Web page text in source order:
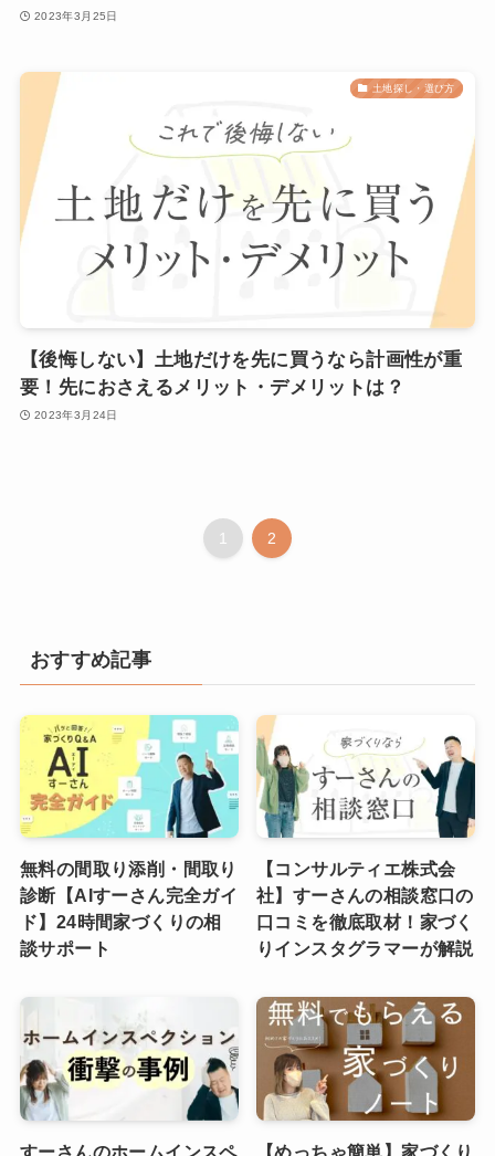
2023年3月25日
土地探し・選び方
【後悔しない】土地だけを先に買うなら計画性が重
要！先におさえるメリット・デメリットは？
2023年3月24日
1 2
おすすめ記事
無料の間取り添削・間取り
診断【AIすーさん完全ガイ
ド】24時間家づくりの相
談サポート
【コンサルティエ株式会
社】すーさんの相談窓口の
口コミを徹底取材！家づく
りインスタグラマーが解説
すーさんのホームインスペ
【めっちゃ簡単】家づくり